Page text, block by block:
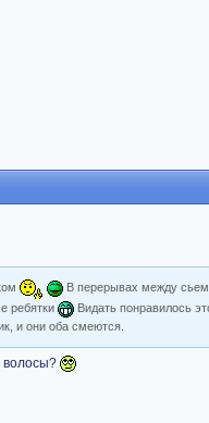
В перерывах между
ребятки
Видать понравилось
и они оба смеются.
волосы?